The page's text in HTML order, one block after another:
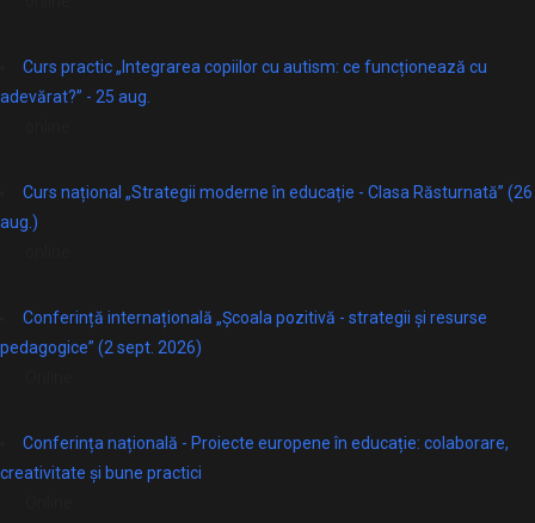
Curs practic „Integrarea copiilor cu autism: ce funcționează cu
adevărat?” - 25 aug.
Curs național „Strategii moderne în educație - Clasa Răsturnată” (26
aug.)
Conferință internațională „Școala pozitivă - strategii și resurse
pedagogice” (2 sept. 2026)
Conferința națională - Proiecte europene în educație: colaborare,
creativitate și bune practici